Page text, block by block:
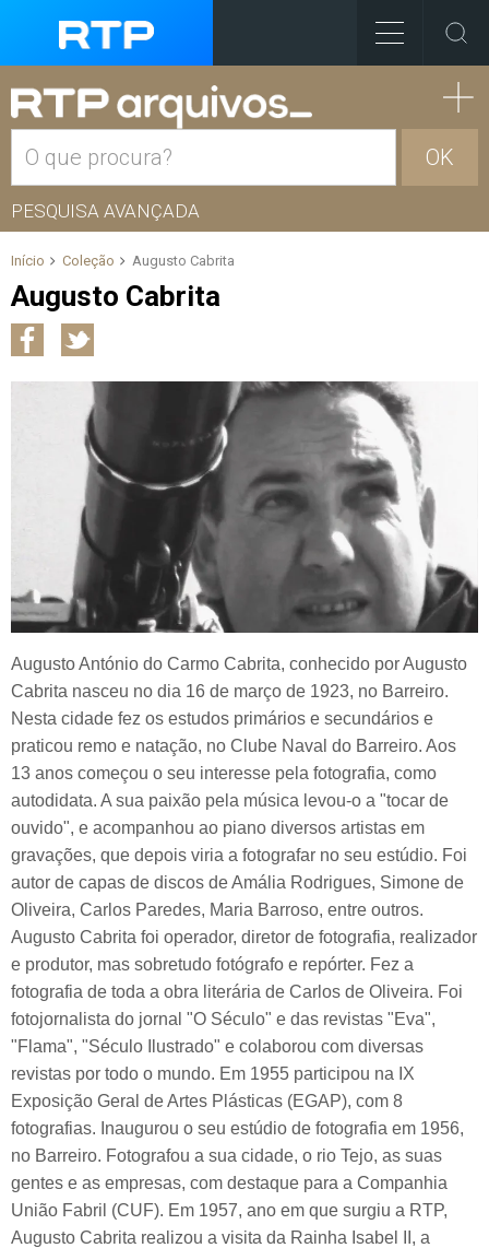
OK
PESQUISA AVANÇADA
Início Coleção Augusto Cabrita
Augusto Cabrita
Augusto António do Carmo Cabrita, conhecido por Augusto
Cabrita nasceu no dia 16 de março de 1923, no Barreiro.
Nesta cidade fez os estudos primários e secundários e
praticou remo e natação, no Clube Naval do Barreiro. Aos
13 anos começou o seu interesse pela fotografia, como
autodidata. A sua paixão pela música levou-o a "tocar de
ouvido", e acompanhou ao piano diversos artistas em
gravações, que depois viria a fotografar no seu estúdio. Foi
autor de capas de discos de Amália Rodrigues, Simone de
Oliveira, Carlos Paredes, Maria Barroso, entre outros.
Augusto Cabrita foi operador, diretor de fotografia, realizador
e produtor, mas sobretudo fotógrafo e repórter. Fez a
fotografia de toda a obra literária de Carlos de Oliveira. Foi
fotojornalista do jornal "O Século" e das revistas "Eva",
"Flama", "Século Ilustrado" e colaborou com diversas
revistas por todo o mundo. Em 1955 participou na IX
Exposição Geral de Artes Plásticas (EGAP), com 8
fotografias. Inaugurou o seu estúdio de fotografia em 1956,
no Barreiro. Fotografou a sua cidade, o rio Tejo, as suas
gentes e as empresas, com destaque para a Companhia
União Fabril (CUF). Em 1957, ano em que surgiu a RTP,
Augusto Cabrita realizou a visita da Rainha Isabel II, a